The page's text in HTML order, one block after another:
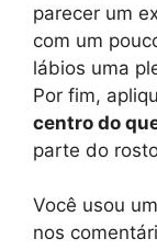
parecer um
com um
lábios uma
Por fim,
centro do
parte do
Você usou
nos